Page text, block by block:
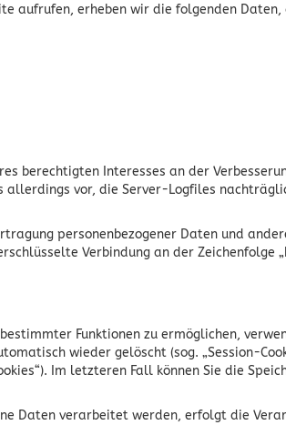
aufrufen, erheben wir die folgenden
berechtigten Interesses an der
vor, die Server-Logfiles
personenbezogener Daten und
Verbindung an der
Funktionen zu ermöglichen,
wieder gelöscht (sog. „Session-
Im letzteren Fall können Sie die
Daten verarbeitet werden, erfolgt die